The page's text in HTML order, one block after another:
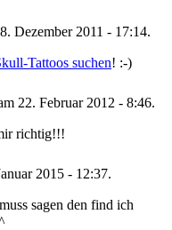
Dezember 2011 - 17:14.
! :-)
22. Februar 2012 - 8:46.
richtig!!!
2015 - 12:37.
sagen den find ich